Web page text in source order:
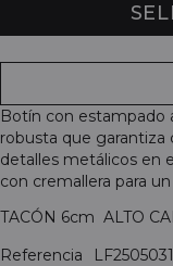
Botín con estampado
robusta que garantiza
detalles metálicos en
con cremallera para
TACÓN 6cm ALTO
Referencia